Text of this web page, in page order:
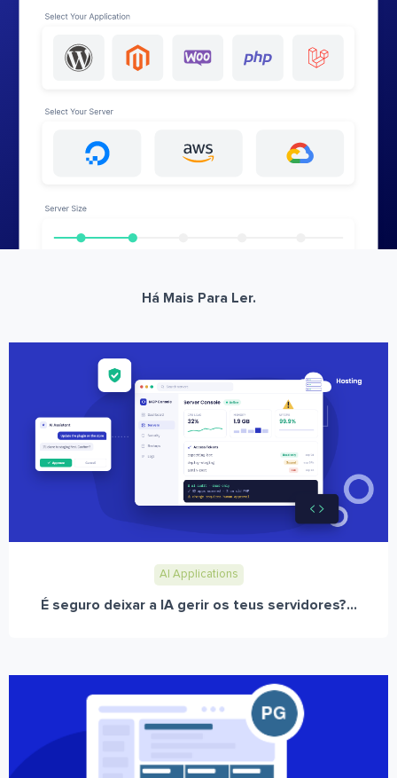
Há Mais Para Ler.
AI Applications
É seguro deixar a IA gerir os teus servidores?...